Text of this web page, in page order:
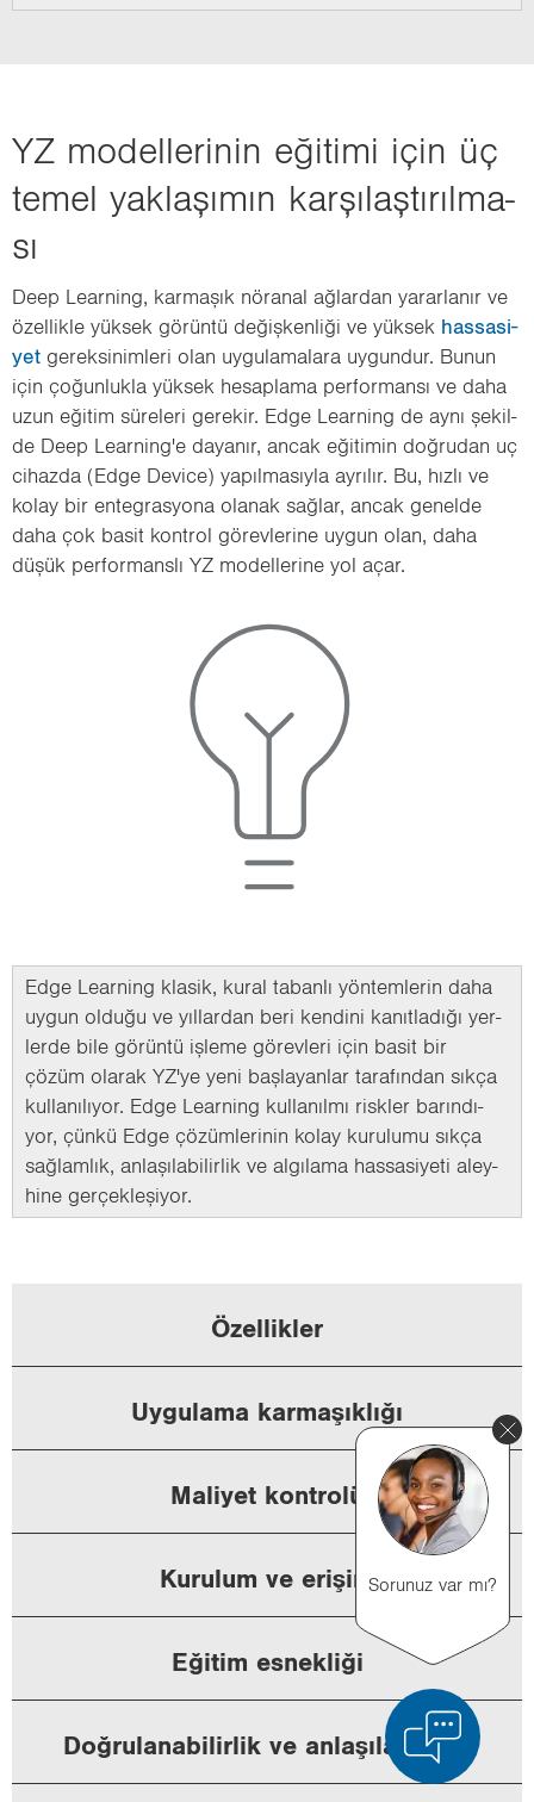
YZ mo­del­le­ri­nin eği­ti­mi için üç
temel yak­la­şı­mın kar­şı­laş­tı­rıl­ma­
sı
Deep Le­ar­ning, kar­ma­şık nö­ra­nal ağ­lar­dan ya­rar­la­nır ve
özel­lik­le yük­sek gö­rün­tü de­ğiş­ken­li­ği ve yük­sek has­sa­si­
yet ge­rek­si­nim­le­ri olan uy­gu­la­ma­la­ra uy­gun­dur. Bunun
için ço­ğun­luk­la yük­sek he­sap­la­ma per­for­man­sı ve daha
uzun eği­tim sü­re­le­ri ge­re­kir. Edge Le­ar­ning de aynı şe­kil­
de Deep Le­ar­ning'e da­ya­nır, ancak eği­ti­min doğ­ru­dan uç
ci­haz­da (Edge De­vi­ce) ya­pıl­ma­sıy­la ay­rı­lır. Bu, hızlı ve
kolay bir en­teg­ras­yo­na ola­nak sağ­lar, ancak ge­nel­de
daha çok basit kont­rol gö­rev­le­ri­ne uygun olan, daha
düşük per­for­mans­lı YZ mo­del­le­ri­ne yol açar.
Edge Le­ar­ning kla­sik, kural ta­ban­lı yön­tem­le­rin daha
uygun ol­du­ğu ve yıl­lar­dan beri ken­di­ni ka­nıt­la­dı­ğı yer­
ler­de bile gö­rün­tü iş­le­me gö­rev­le­ri için basit bir
çözüm ola­rak YZ'ye yeni baş­la­yan­lar ta­ra­fın­dan sıkça
kul­la­nı­lı­yor. Edge Le­ar­ning kul­la­nıl­mı risk­ler ba­rın­dı­
yor, çünkü Edge çö­züm­le­ri­nin kolay ku­ru­lu­mu sıkça
sağ­lam­lık, an­la­şı­la­bi­lir­lik ve al­gı­la­ma has­sa­si­ye­ti aley­
hi­ne ger­çek­le­şi­yor.
Özel­lik­ler
Uy­gu­la­ma kar­ma­şık­lı­ğı
Ma­li­yet kont­ro­lü
Ku­ru­lum ve eri­şim
Eği­tim es­nek­li­ği
Doğ­ru­la­na­bi­lir­lik ve an­la­şı­la­bi­lir­lik
Sorunuz var mı?